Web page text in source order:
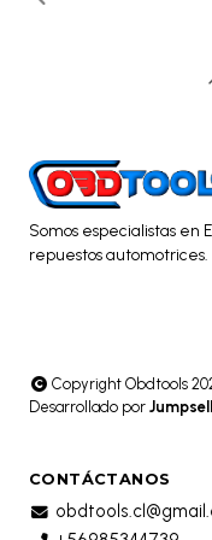
Somos especialistas en
repuestos automotrices.
Copyright Obdtools
Desarrollado por
CONTÁCTANOS